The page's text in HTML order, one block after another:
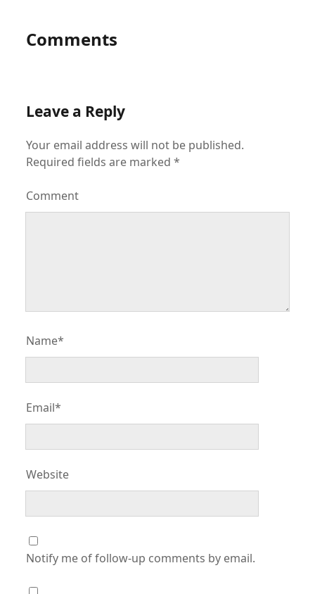
Comments
Leave a Reply
Your email address will not be published.
Required fields are marked*
Comment
Name*
Email*
Website
Notify me of follow-up comments by email.